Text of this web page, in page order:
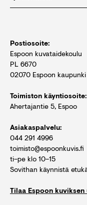
Postiosoite:
Espoon kuvataidekoulu
PL 6670
02070 Espoon kaupunki
Toimiston käyntiosoite:
Ahertajantie 5, Espoo
Asiakaspalvelu:
044 291 4996
toimisto@espoonkuvis.fi
ti–pe klo 10–15
Sovithan käynnistä
Tilaa Espoon